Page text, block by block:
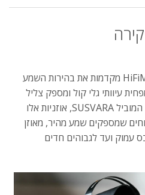
אוזניות HiFiMAN Arya Unveiled מקדמות את בהירות השמע
עיוותי גלי קול ומספק צליל
פתוח ומפורט. בהשראת הדגם המוביל SUSVARA, אוזניות אלו
שמספקים שמע מהיר, מאוזן
עמוק ועד לגבוהים חדים